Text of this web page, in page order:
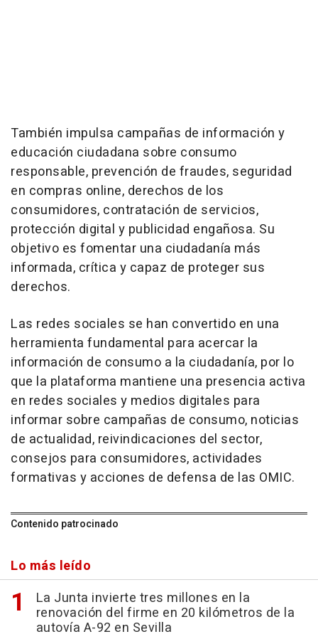
También impulsa campañas de información y
educación ciudadana sobre consumo
responsable, prevención de fraudes, seguridad
en compras online, derechos de los
consumidores, contratación de servicios,
protección digital y publicidad engañosa. Su
objetivo es fomentar una ciudadanía más
informada, crítica y capaz de proteger sus
derechos.
Las redes sociales se han convertido en una
herramienta fundamental para acercar la
información de consumo a la ciudadanía, por lo
que la plataforma mantiene una presencia activa
en redes sociales y medios digitales para
informar sobre campañas de consumo, noticias
de actualidad, reivindicaciones del sector,
consejos para consumidores, actividades
formativas y acciones de defensa de las OMIC.
Contenido patrocinado
Lo más leído
La Junta invierte tres millones en la
renovación del firme en 20 kilómetros de la
autovía A-92 en Sevilla